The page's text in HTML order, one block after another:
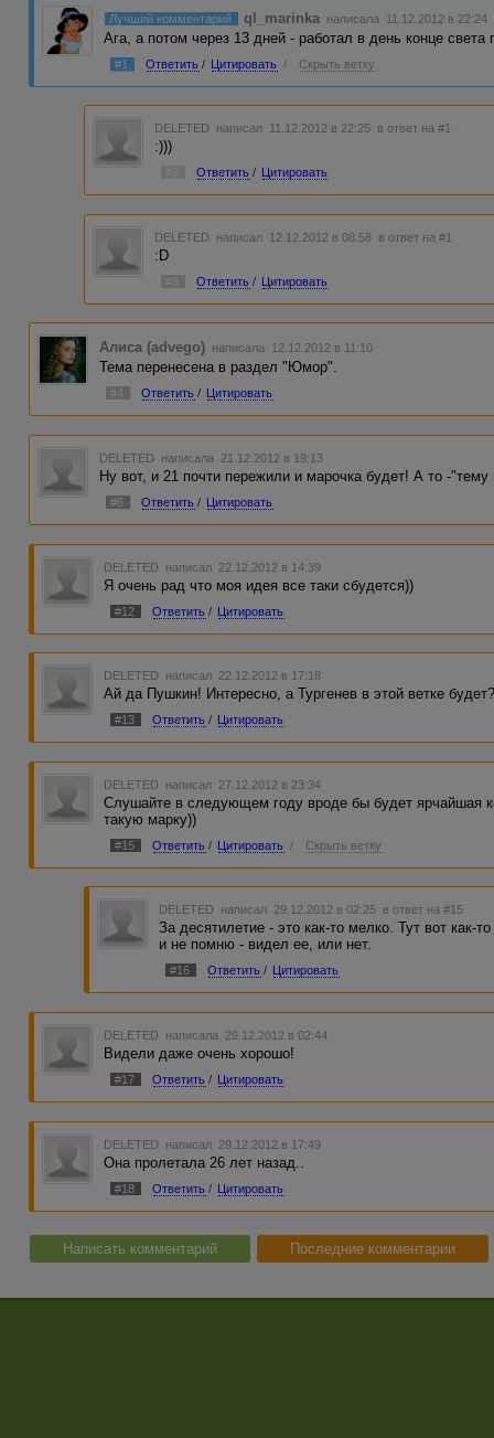
Лучший комментарий ql_marinka написала 11.12.2012 в 22:24
Ага, а потом через 13 дней - работал в день конце света
#1 Ответить / Цитировать / Скрыть ветку
DELETED написал 11.12.2012 в 22:25 в ответ на #1
:)))
Ответить / Цитировать
DELETED написал 12.12.2012 в 08:58 в ответ на #1
:D
Ответить / Цитировать
Алиса (advego) написала 12.12.2012 в 11:10
Тема перенесена в раздел "Юмор".
#4 Ответить / Цитировать
DELETED написала 21.12.2012 в 19:13
Ну вот, и 21 почти пережили и марочка будет! А то -
#6 Ответить / Цитировать
DELETED написал 22.12.2012 в 14:39
Я очень рад что моя идея все таки сбудется))
#12 Ответить / Цитировать
DELETED написал 22.12.2012 в 17:18
Ай да Пушкин! Интересно, а Тургенев в этой ветке
#13 Ответить / Цитировать
DELETED написал 27.12.2012 в 23:34
Слушайте в следующем году вроде бы будет ярчайшая
такую марку))
#15 Ответить / Цитировать / Скрыть ветку
DELETED написал 29.12.2012 в 02:25 в ответ на #15
За десятилетие - это как-то мелко. Тут вот как-
и не помню - видел ее, или нет.
#16 Ответить / Цитировать
DELETED написала 29.12.2012 в 02:44
Видели даже очень хорошо!
#17 Ответить / Цитировать
DELETED написал 29.12.2012 в 17:49
Она пролетала 26 лет назад..
#18 Ответить / Цитировать
Написать комментарий Последние комментарии